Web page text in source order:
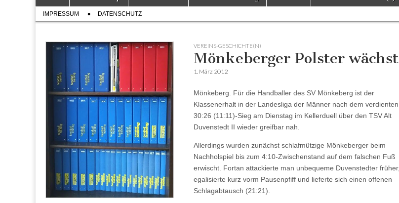
menu
content
Sub
menu
IMPRESSUM DATENSCHUTZ
VEREINS-GESCHICHTE(N)
Mönkeberger Polster wächst
1. März 2012
Mönkeberg. Für die Handballer des SV Mönkeberg ist der
Klassenerhalt in der Landesliga der Männer nach dem verdienten
30:26 (11:11)-Sieg am Dienstag im Kellerduell über den TSV Alt
Duvenstedt II wieder greifbar nah.
Allerdings wurden zunächst schlafmützige Mönkeberger beim
Nachholspiel bis zum 4:10-Zwischenstand auf dem falschen Fuß
erwischt. Fortan attackierte man unbequeme Duvenstedter früher,
egalisierte kurz vorm Pausenpfiff und lieferte sich einen offenen
Schlagabtausch (21:21).